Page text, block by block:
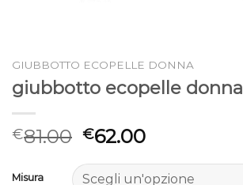
GIUBBOTTO ECOPELLE DONNA
giubbotto ecopelle donna
€81.00 €62.00
Misura